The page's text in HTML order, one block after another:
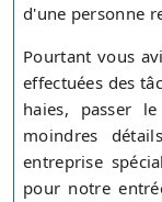
d'une personne
Pourtant vous
effectuées des
haies, passer
moindres
entreprise
pour notre